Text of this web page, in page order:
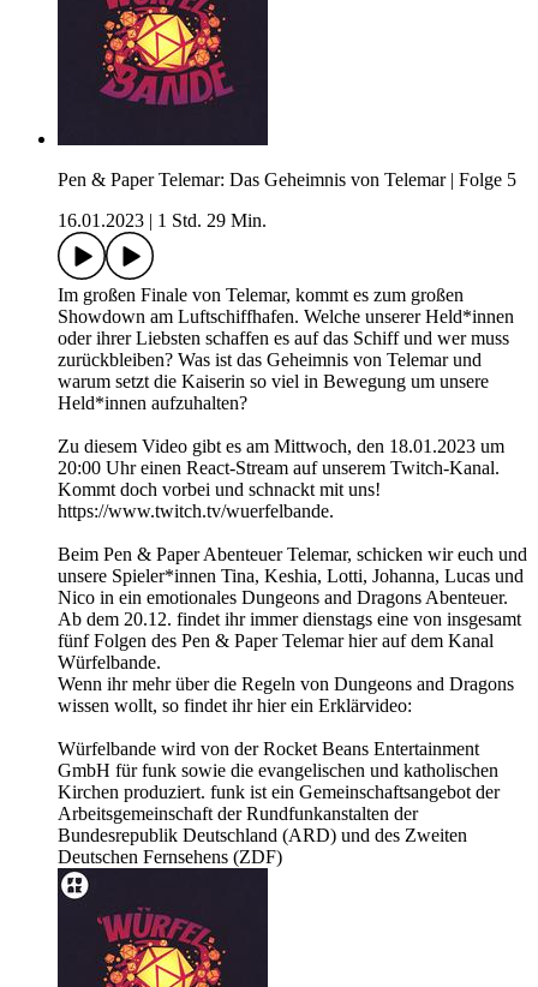
Pen & Paper Telemar: Das Geheimnis von Telemar | Folge 5
16.01.2023
1 Std. 29 Min.
Im großen Finale von Telemar, kommt es zum großen
Showdown am Luftschiffhafen. Welche unserer Held*innen
oder ihrer Liebsten schaffen es auf das Schiff und wer muss
zurückbleiben? Was ist das Geheimnis von Telemar und
warum setzt die Kaiserin so viel in Bewegung um unsere
Held*innen aufzuhalten?
Zu diesem Video gibt es am Mittwoch, den 18.01.2023 um
20:00 Uhr einen React-Stream auf unserem Twitch-Kanal.
Kommt doch vorbei und schnackt mit uns!
https://www.twitch.tv/wuerfelbande.
Beim Pen & Paper Abenteuer Telemar, schicken wir euch und
unsere Spieler*innen Tina, Keshia, Lotti, Johanna, Lucas und
Nico in ein emotionales Dungeons and Dragons Abenteuer.
Ab dem 20.12. findet ihr immer dienstags eine von insgesamt
fünf Folgen des Pen & Paper Telemar hier auf dem Kanal
Würfelbande.
Wenn ihr mehr über die Regeln von Dungeons and Dragons
wissen wollt, so findet ihr hier ein Erklärvideo:
Würfelbande wird von der Rocket Beans Entertainment
GmbH für funk sowie die evangelischen und katholischen
Kirchen produziert. funk ist ein Gemeinschaftsangebot der
Arbeitsgemeinschaft der Rundfunkanstalten der
Bundesrepublik Deutschland (ARD) und des Zweiten
Deutschen Fernsehens (ZDF)